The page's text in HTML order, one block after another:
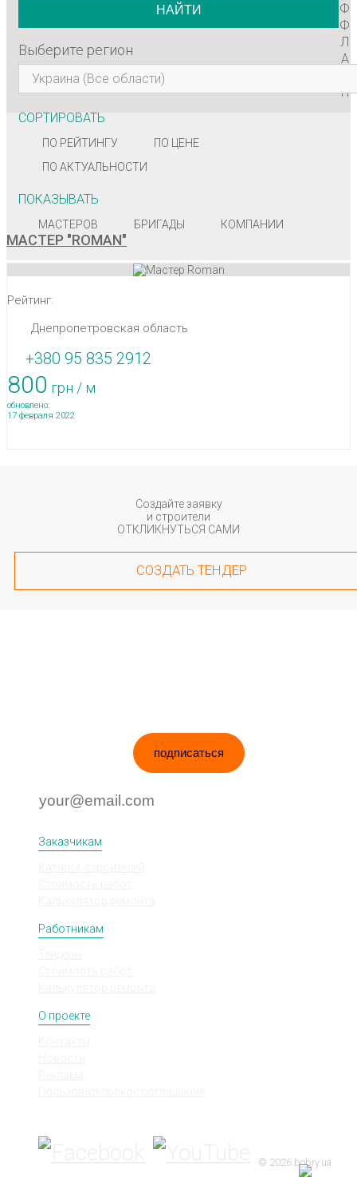
НАЙТИ
Выберите регион
Украина (Все области)
СОРТИРОВАТЬ
ПО РЕЙТИНГУ
ПО ЦЕНЕ
ПО АКТУАЛЬНОСТИ
ПОКАЗЫВАТЬ
МАСТЕРОВ БРИГАДЫ КОМПАНИИ
Ф
Ф
Л
А
Н
МАСТЕР "ROMAN"
Рейтинг:
Днепропетровская область
+380 95 835 2912
800 грн / м
обновлено:
17 февраля 2022
Создайте заявку
и строители
ОТКЛИКНУТЬСЯ САМИ
СОЗДАТЬ ТЕНДЕР
подписаться
Заказчикам
Работникам
О проекте
© 2026 bobry.ua